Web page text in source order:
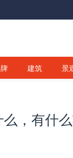
建筑 景
，有什